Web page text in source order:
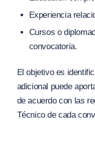
Experiencia
Cursos o
convocatoria.
El objetivo es
adicional puede
de acuerdo con las
Técnico de cada